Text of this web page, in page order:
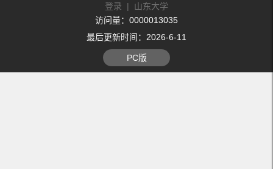
登录 | 山东大学
访问量： 0000013035
最后更新时间： 2026-6-11
PC版